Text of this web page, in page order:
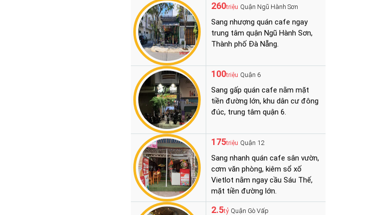
260triệu Quận Ngũ Hành Sơn
Sang nhượng quán cafe ngay
trung tâm quận Ngũ Hành Sơn,
Thành phố Đà Nẵng.
100triệu Quận 6
Sang gấp quán cafe nằm mặt
tiền đường lớn, khu dân cư đông
đúc, trung tâm quận 6.
175triệu Quận 12
Sang nhanh quán cafe sân vườn,
cơm văn phòng, kiêm sổ xố
Vietlot nằm ngay cầu Sáu Thế,
mặt tiền đường lớn.
2.5tỷ Quận Gò Vấp